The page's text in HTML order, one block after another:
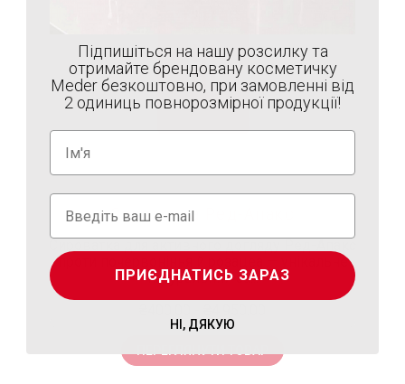
Сироватка Ред-Апакс
проти почервоніння й розацеа — унікальне
натуральний за...
Підпишіться на нашу розсилку та
отримайте брендовану косметичку
Meder безкоштовно, при замовленні від
2 одиниць повнорозмірної продукції!
ПРИЄДНАТИСЬ ЗАРАЗ
НІ, ДЯКУЮ